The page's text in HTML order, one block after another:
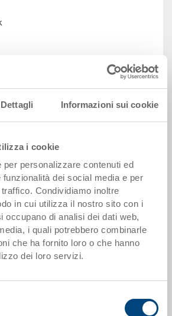
Dettagli Informazioni sui cookie
i cookie
personalizzare contenuti ed
dei social media e per
Condividiamo inoltre
in cui utilizza il nostro sito con i
occupano di analisi dei dati web,
i quali potrebbero combinarle
che ha fornito loro o che hanno
dei loro servizi.